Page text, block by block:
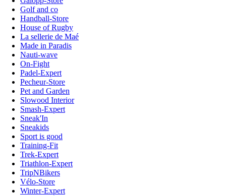
Golf and co
Handball-Store
House of Rugby
La sellerie de Maé
Made in Paradis
Nauti-wave
On-Fight
Padel-Expert
Pecheur-Store
Pet and Garden
Slowood Interior
Smash-Expert
Sneak'In
Sneakids
Sport is good
Training-Fit
Trek-Expert
Triathlon-Expert
TripNBikers
Vélo-Store
Winter-Expert